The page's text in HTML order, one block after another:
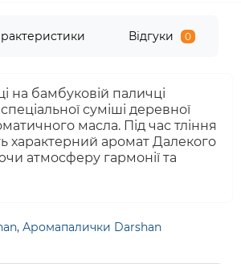
Відгуки 0
на бамбуковій паличці
суміші деревної
масла. Під час тління
характерний аромат Далекого
атмосферу гармонії та
, Аромапалички Darshan